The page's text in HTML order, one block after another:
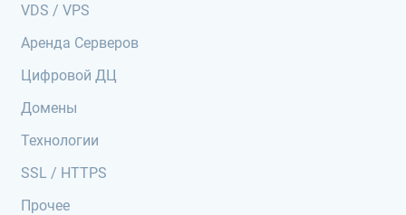
VDS / VPS
Аренда Серверов
Цифровой ДЦ
Домены
Технологии
SSL / HTTPS
Прочее